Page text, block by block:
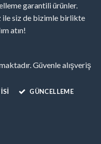
garantili ürünler.
ile siz de bizimle birlikte
atın!
Güvenle alışveriş
GÜNCELLEME